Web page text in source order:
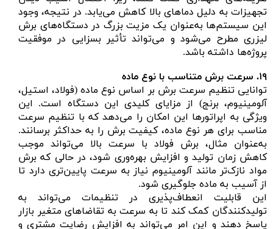
تجهیزات به دلیل دماهای بالا کاهش می‌یابد. در نتیجه، وجود
این سیستم‌ها به‌عنوان یک مزیت بزرگ در دستگاه‌های برش
لیزری مطرح می‌شود و می‌تواند تأثیر بسزایی در موفقیت
پروژه‌ها داشته باشد.
۱۹. سرعت برش متناسب با نوع ماده
توانایی تنظیم سرعت برش بر اساس نوع ماده (فولاد، استیل،
آلومینیوم، برنج) از مزایای کلیدی این دستگاه است. این
ویژگی به اپراتورها این امکان را می‌دهد که با تنظیم سرعت
مناسب برای هر نوع ماده، کیفیت برش را به حداکثر برسانند.
به‌عنوان مثال، برش فولاد با سرعت بالا می‌تواند موجب
کاهش زمان تولید و افزایش بهره‌وری شود، در حالی که برش
مواد نازک‌تر مانند آلومینیوم نیاز به سرعت پایین‌تری دارد تا
از آسیب به ماده جلوگیری شود.
این قابلیت انعطاف‌پذیری در تنظیمات می‌تواند به
تولیدکنندگان کمک کند تا به سرعت به تقاضاهای متغیر بازار
پاسخ دهند و این امر می‌تواند به افزایش رضایت مشتری و